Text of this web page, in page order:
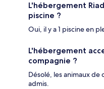
L'hébergement
piscine ?
Oui, il y a 1 piscine en
L'hébergement
compagnie ?
Désolé, les animaux de
admis.